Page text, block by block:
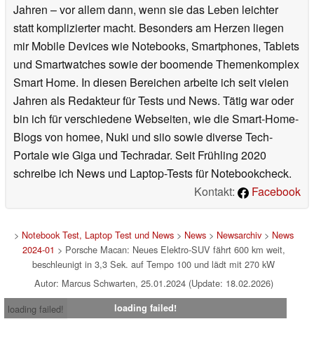
Jahren – vor allem dann, wenn sie das Leben leichter
statt komplizierter macht. Besonders am Herzen liegen
mir Mobile Devices wie Notebooks, Smartphones, Tablets
und Smartwatches sowie der boomende Themenkomplex
Smart Home. In diesen Bereichen arbeite ich seit vielen
Jahren als Redakteur für Tests und News. Tätig war oder
bin ich für verschiedene Webseiten, wie die Smart-Home-
Blogs von homee, Nuki und siio sowie diverse Tech-
Portale wie Giga und Techradar. Seit Frühling 2020
schreibe ich News und Laptop-Tests für Notebookcheck.
Kontakt:
Facebook
> Notebook Test, Laptop Test und News> News> Newsarchiv> News
2024-01 > Porsche Macan: Neues Elektro-SUV fährt 600 km weit,
beschleunigt in 3,3 Sek. auf Tempo 100 und lädt mit 270 kW
Autor: Marcus Schwarten, 25.01.2024 (Update: 18.02.2026)
loading failed!
loading failed!